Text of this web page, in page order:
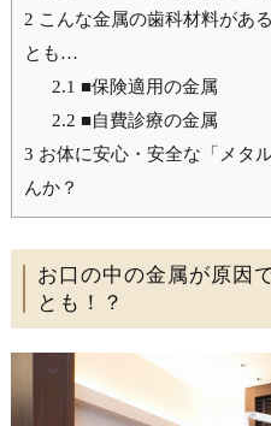
2 こんな金属の歯科材料があ
とも…
2.1 ■保険適用の金属
2.2 ■自費診療の金属
3 お体に安心・安全な「メタ
んか？
お口の中の金属が原因
とも！？